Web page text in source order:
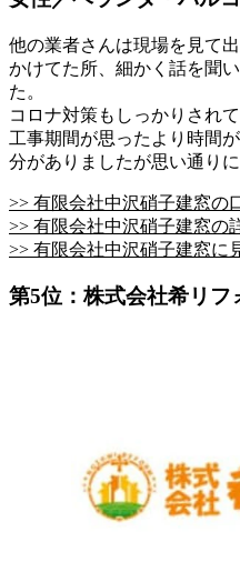
他の業者さんは現場を見て
かけてた所、細かく話を聞
た。
コロナ対策もしっかりされ
工事期間が思ったより時間
分がありましたが思い通り
>> 有限会社中沢硝子建窓の
>> 有限会社中沢硝子建窓の
>> 有限会社中沢硝子建窓に
第5位：株式会社希リフ